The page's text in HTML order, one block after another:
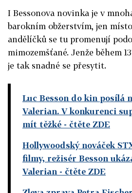
I Bessonova novinka je v
barokním obžerstvím, jen
andělíčků se tu promenují
mimozemšťané. Jenže během
je tak snadné se přesytit.
Luc Besson do kin posílá
Valerian. V konkurenci
mít těžké - čtěte ZDE
Hollywoodský nováček
filmy, režisér Besson
Valerian - čtěte ZDE